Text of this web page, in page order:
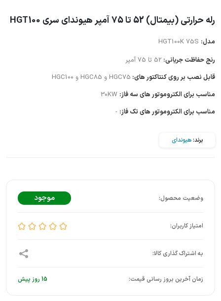
رله حرارتی (بیمتال) 52 تا 75 آمپر هیوندای سری HGT100
مدل:
رنج حفاظت جریانی:
قابل نصب بر روی کنتاکتور های: HGC75 و HGC85 و HGC100
مناسب برای الکتروموتور های سه فاز:
مناسب برای الکتروموتور های تک فاز: -
برند:هیوندای
موجود
زمان آخرین بروز رسانی قیمت: 15 روز پیش